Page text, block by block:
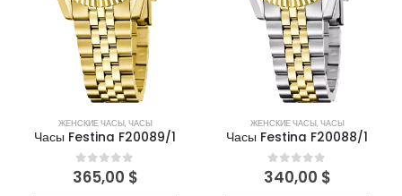
ЖЕНСКИЕ ЧАСЫ,ЧАСЫ
Часы Festina F20089/1
0out of 5
365,00 $
ЖЕНСКИЕ ЧАСЫ,ЧАСЫ
Часы Festina F20088/1
0 out of 5
340,00 $